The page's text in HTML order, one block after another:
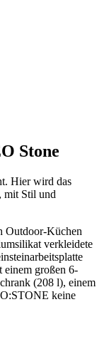
Stone
Hier wird das
mit Stil und
Outdoor-Küchen
verkleidete
einem großen 6-
(208 l), einem
keine